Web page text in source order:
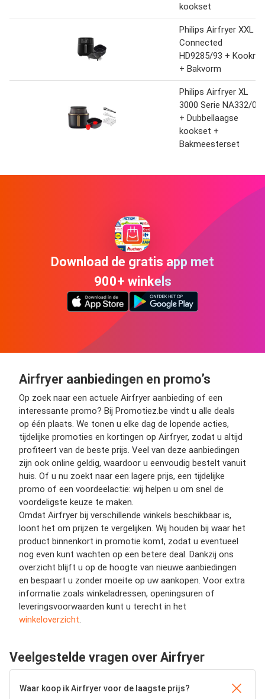
kookset
Philips Airfryer XXL
Connected
HD9285/93 + Kookrek
+ Bakvorm
Philips Airfryer XL
3000 Serie NA332/00
+ Dubbellaagse
kookset +
Bakmeesterset
Download de gratis app met
900+ winkels
Airfryer aanbiedingen en promo’s
Op zoek naar een actuele Airfryer aanbieding of een
interessante promo? Bij Promotiez.be vindt u alle deals
op één plaats. We tonen u elke dag de lopende acties,
tijdelijke promoties en kortingen op Airfryer, zodat u altijd
profiteert van de beste prijs. Veel van deze aanbiedingen
zijn ook online geldig, waardoor u eenvoudig bestelt vanuit
huis. Of u nu zoekt naar een lagere prijs, een tijdelijke
promo of een voordeelactie: wij helpen u om snel de
voordeligste keuze te maken.
Omdat Airfryer bij verschillende winkels beschikbaar is,
loont het om prijzen te vergelijken. Wij houden bij waar het
product binnenkort in promotie komt, zodat u eventueel
nog even kunt wachten op een betere deal. Dankzij ons
overzicht blijft u op de hoogte van nieuwe aanbiedingen
en bespaart u zonder moeite op uw aankopen. Voor extra
informatie zoals winkeladressen, openingsuren of
leveringsvoorwaarden kunt u terecht in het
winkeloverzicht.
Veelgestelde vragen over Airfryer
Waar koop ik Airfryer voor de laagste prijs?